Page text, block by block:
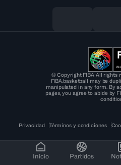
Inicio Partidos
© Copyright FIBA All rights
FIBA.basketball may be
manipulated in any form. By
pages, you agree to abide by
Privacidad Términos y condiciones